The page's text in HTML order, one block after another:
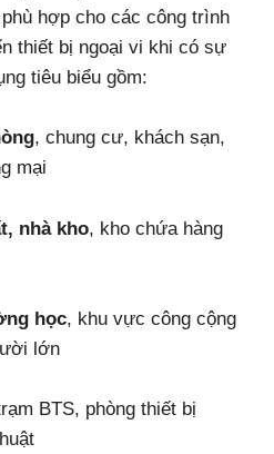
hợp cho các công trình
thiết bị ngoại vi khi có sự
tiêu biểu gồm:
, chung cư, khách sạn,
mại
nhà kho, kho chứa hàng
học, khu vực công cộng
lớn
BTS, phòng thiết bị